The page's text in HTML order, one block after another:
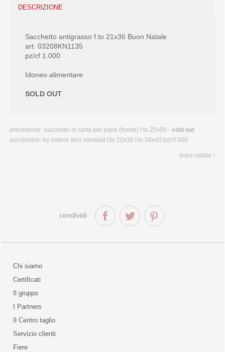
DESCRIZIONE
Sacchetto antigrasso f.to 21x36 Buon Natale
art. 03208KN1135
pz/cf 1.000
Idoneo alimentare
SOLD OUT
precedente: sacchetto in carta per pane (fronte) f.to 25x50 - sold out
successivo: by ovtene feliz navidad f.to 20x36 f.to 28x40 pz/cf 500
linea natale
condividi
Chi siamo
qualità
Certificati
Il gruppo
I Partners
Il Centro taglio
Servizio clienti
Fiere